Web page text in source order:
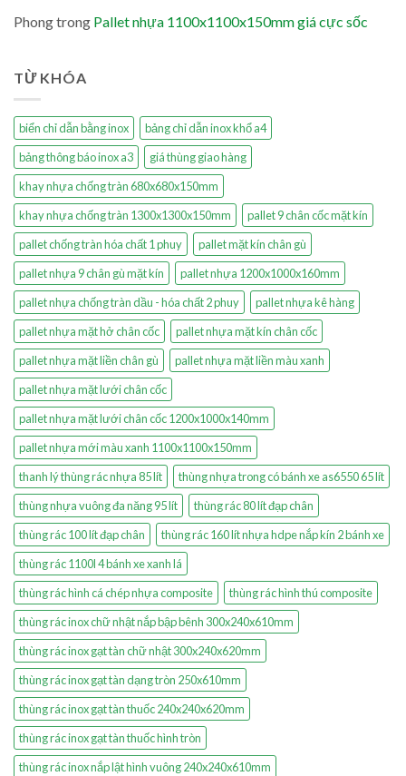
Phongtrong Pallet nhựa 1100x1100x150mm giá cực sốc
TỪ KHÓA
biển chỉ dẫn bằng inox
bảng chỉ dẫn inox khổ a4
bảng thông báo inox a3
giá thùng giao hàng
khay nhựa chống tràn 680x680x150mm
khay nhựa chống tràn 1300x1300x150mm
pallet 9 chân cốc mặt kín
pallet chống tràn hóa chất 1 phuy
pallet mặt kín chân gù
pallet nhựa 9 chân gù mặt kín
pallet nhựa 1200x1000x160mm
pallet nhựa chống tràn dầu - hóa chất 2 phuy
pallet nhựa kê hàng
pallet nhựa mặt hở chân cốc
pallet nhựa mặt kín chân cốc
pallet nhựa mặt liền chân gù
pallet nhựa mặt liền màu xanh
pallet nhựa mặt lưới chân cốc
pallet nhựa mặt lưới chân cốc 1200x1000x140mm
pallet nhựa mới màu xanh 1100x1100x150mm
thanh lý thùng rác nhựa 85 lít
thùng nhựa trong có bánh xe as6550 65 lít
thùng nhựa vuông đa năng 95 lít
thùng rác 80 lít đạp chân
thùng rác 100 lít đạp chân
thùng rác 160 lít nhựa hdpe nắp kín 2 bánh xe
thùng rác 1100l 4 bánh xe xanh lá
thùng rác hình cá chép nhựa composite
thùng rác hình thú composite
thùng rác inox chữ nhật nắp bập bênh 300x240x610mm
thùng rác inox gạt tàn chữ nhật 300x240x620mm
thùng rác inox gạt tàn dạng tròn 250x610mm
thùng rác inox gạt tàn thuốc 240x240x620mm
thùng rác inox gạt tàn thuốc hình tròn
thùng rác inox nắp lật hình vuông 240x240x610mm